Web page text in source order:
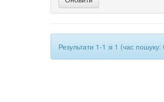
Результати 1-1 зі 1 (час